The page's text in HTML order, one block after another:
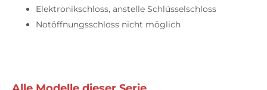
Elektronikschloss, anstelle Schlüsselschloss
Notöffnungsschloss nicht möglich